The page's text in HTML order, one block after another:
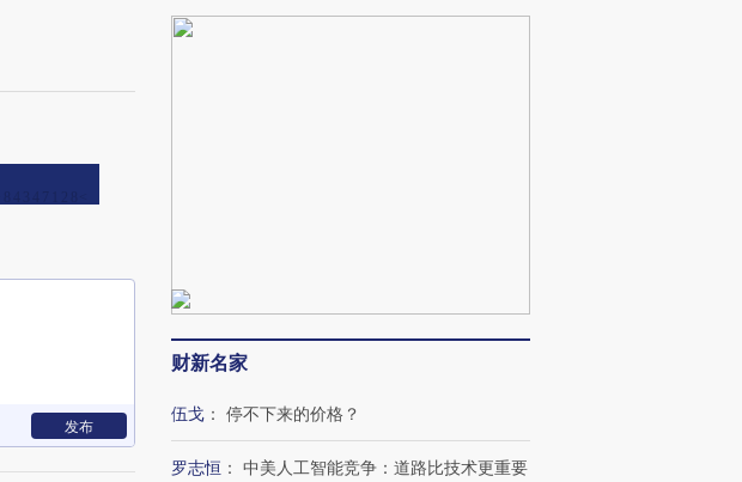
发布
财新名家
伍戈 ： 停不下来的价格？
罗志恒 ： 中美人工智能竞争：道路比技术更重要